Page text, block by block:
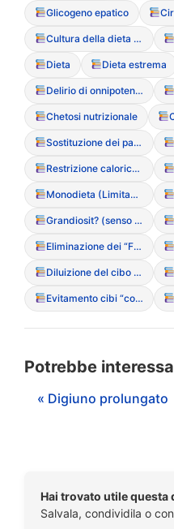
Glicogeno epatico
Cultura della dieta (Diet Culture)
Dieta Dieta estrema
Delirio di onnipotenza (legato al digiuno)
Chetosi nutrizionale
Sostituzione dei pasti con soli liquidi o integratori
Restrizione calorica estrema
Monodieta (Limitazione della variet? alimentare)
Grandiosit? (senso di superiorit? nel digiuno)
Eliminazione dei “Fear Foods” (cibi proibiti)
Diluizione del cibo (per ridurne la densit? calorica)
Evitamento cibi “contaminati” o “grassi”
Potrebbe
« Digiuno prolungato
Hai trovato utile questa
Salvala, condividila o